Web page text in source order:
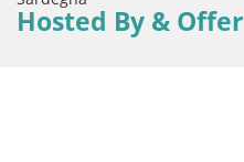
Hosted By & Offer